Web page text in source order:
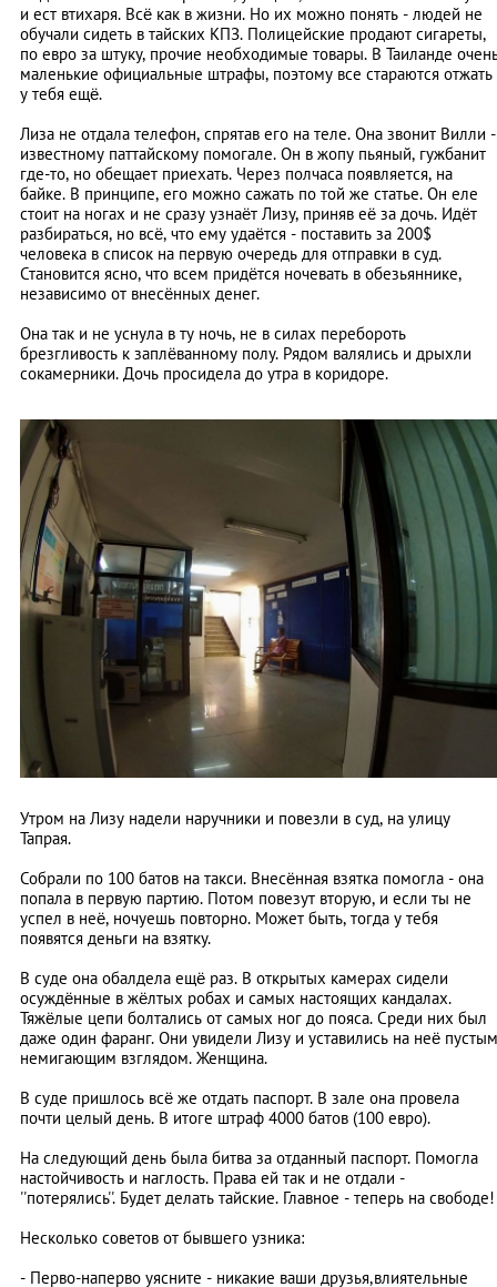
и ест втихаря. Всё как в жизни. Но их можно понять - людей не
обучали сидеть в тайских КПЗ. Полицейские продают сигареты,
по евро за штуку, прочие необходимые товары. В Таиланде
маленькие официальные штрафы, поэтому все стараются отжать
у тебя ещё.
Лиза не отдала телефон, спрятав его на теле. Она звонит Вилли -
известному паттайскому помогале. Он в жопу пьяный, гужбанит
где-то, но обещает приехать. Через полчаса появляется, на
байке. В принципе, его можно сажать по той же статье. Он еле
стоит на ногах и не сразу узнаёт Лизу, приняв её за дочь. Идёт
разбираться, но всё, что ему удаётся - поставить за 200$
человека в список на первую очередь для отправки в суд.
Становится ясно, что всем придётся ночевать в обезьяннике,
независимо от внесённых денег.
Она так и не уснула в ту ночь, не в силах перебороть
брезгливость к заплёванному полу. Рядом валялись и дрыхли
сокамерники. Дочь просидела до утра в коридоре.
Утром на Лизу надели наручники и повезли в суд, на улицу
Тапрая.
Собрали по 100 батов на такси. Внесённая взятка помогла - она
попала в первую партию. Потом повезут вторую, и если ты не
успел в неё, ночуешь повторно. Может быть, тогда у тебя
появятся деньги на взятку.
В суде она обалдела ещё раз. В открытых камерах сидели
осуждённые в жёлтых робах и самых настоящих кандалах.
Тяжёлые цепи болтались от самых ног до пояса. Среди них был
даже один фаранг. Они увидели Лизу и уставились на неё пустым
немигающим взглядом. Женщина.
В суде пришлось всё же отдать паспорт. В зале она провела
почти целый день. В итоге штраф 4000 батов (100 евро).
На следующий день была битва за отданный паспорт. Помогла
настойчивость и наглость. Права ей так и не отдали -
''потерялись''. Будет делать тайские. Главное - теперь на свободе!
Несколько советов от бывшего узника:
- Перво-наперво уясните - никакие ваши друзья,влиятельные